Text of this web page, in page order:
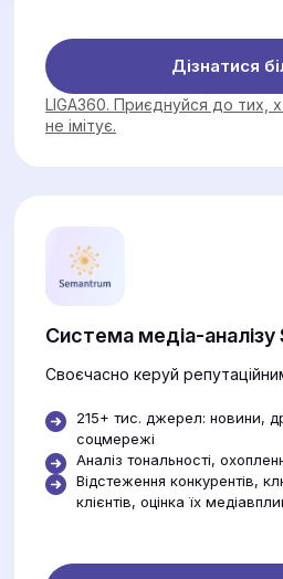
Дізнатися
LIGA360. Приєднуйся до тих,
не імітує.
Система медіа-аналізу
Своєчасно керуй
215+ тис. джерел: новини,
соцмережі
Аналіз тональності,
Відстеження конкурентів,
клієнтів, оцінка їх